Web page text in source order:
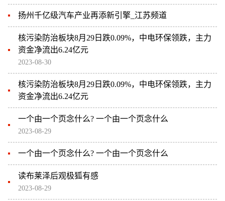
扬州千亿级汽车产业再添新引擎_江苏频道
核污染防治板块8月29日跌0.09%，中电环保领跌，主力
资金净流出6.24亿元
2023-08-30
核污染防治板块8月29日跌0.09%，中电环保领跌，主力
资金净流出6.24亿元
一个由一个页念什么? 一个由一个页念什么
2023-08-29
一个由一个页念什么? 一个由一个页念什么
读布莱泽后观极狐有感
2023-08-29